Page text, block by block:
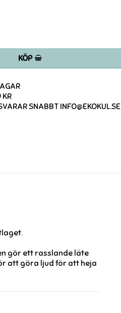
KÖP
SNABBT INFO@EKOKUL.SE
gör ett rasslande läte
att göra ljud för att heja